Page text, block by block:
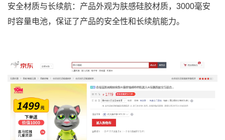
安全材质与长续航：产品外观为肤感硅胶材质，3000毫安
时容量电池，保证了产品的安全性和长续航能力。